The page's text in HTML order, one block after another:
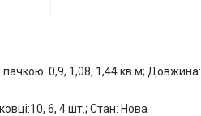
0,9, 1,08, 1,44 кв.м; Довжина:
6, 4 шт.; Стан: Нова